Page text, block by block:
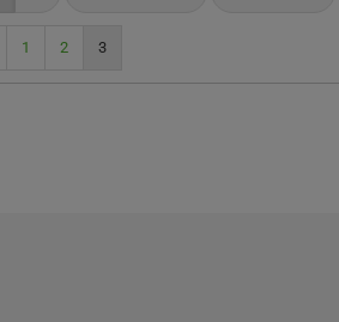
1 2 3